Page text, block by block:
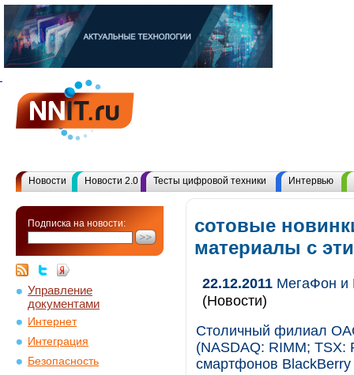
Новости Новости 2.0 Тесты цифровой техники Интервью
Подписка на новости:
Управление
документами
Интернет
Интеграция
Безопасность
сотовые
материалы с
22.12.2011 МегаФон и
(Новости)
Столичный филиал
(NASDAQ: RIMM; TSX:
смартфонов